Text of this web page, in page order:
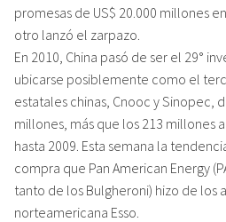
promesas de US$ 20.000 millones
otro lanzó el zarpazo.
En 2010, China pasó de ser el 29°
ubicarse posiblemente como el
estatales chinas, Cnooc y Sinopec,
millones, más que los 213 millones
hasta 2009. Esta semana la
compra que Pan American Energy
tanto de los Bulgheroni) hizo de los
norteamericana Esso.